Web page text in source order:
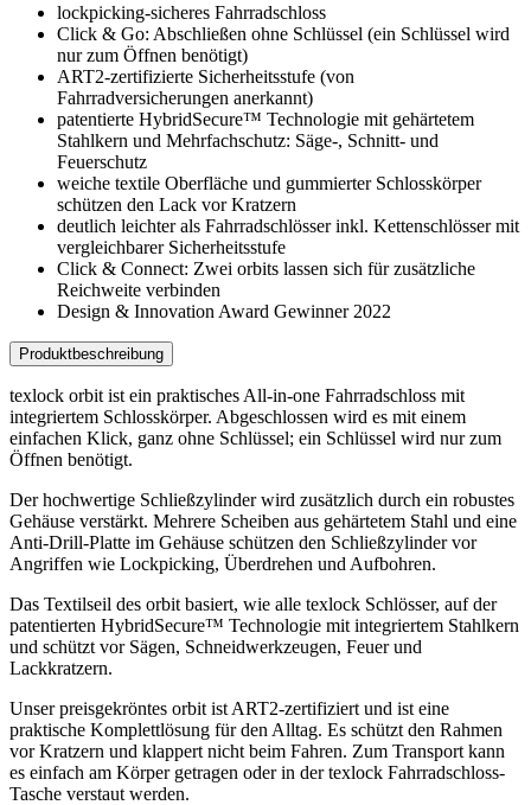
lockpicking-sicheres Fahrradschloss
Click & Go: Abschließen ohne Schlüssel (ein Schlüssel wird
nur zum Öffnen benötigt)
ART2-zertifizierte Sicherheitsstufe (von
Fahrradversicherungen anerkannt)
patentierte HybridSecure™ Technologie mit gehärtetem
Stahlkern und Mehrfachschutz: Säge-, Schnitt- und
Feuerschutz
weiche textile Oberfläche und gummierter Schlosskörper
schützen den Lack vor Kratzern
deutlich leichter als Fahrradschlösser inkl. Kettenschlösser mit
vergleichbarer Sicherheitsstufe
Click & Connect: Zwei orbits lassen sich für zusätzliche
Reichweite verbinden
Design & Innovation Award Gewinner 2022
Produktbeschreibung
texlock orbit ist ein praktisches All-in-one Fahrradschloss mit
integriertem Schlosskörper. Abgeschlossen wird es mit einem
einfachen Klick, ganz ohne Schlüssel; ein Schlüssel wird nur zum
Öffnen benötigt.
Der hochwertige Schließzylinder wird zusätzlich durch ein robustes
Gehäuse verstärkt. Mehrere Scheiben aus gehärtetem Stahl und eine
Anti-Drill-Platte im Gehäuse schützen den Schließzylinder vor
Angriffen wie Lockpicking, Überdrehen und Aufbohren.
Das Textilseil des orbit basiert, wie alle texlock Schlösser, auf der
patentierten HybridSecure™ Technologie mit integriertem Stahlkern
und schützt vor Sägen, Schneidwerkzeugen, Feuer und
Lackkratzern.
Unser preisgekröntes orbit ist ART2-zertifiziert und ist eine
praktische Komplettlösung für den Alltag. Es schützt den Rahmen
vor Kratzern und klappert nicht beim Fahren. Zum Transport kann
es einfach am Körper getragen oder in der texlock Fahrradschloss-
Tasche verstaut werden.